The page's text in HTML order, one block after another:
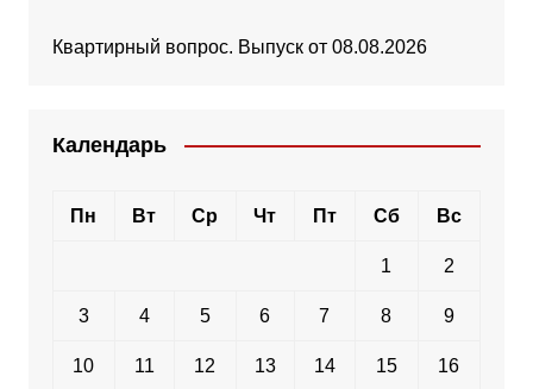
Квартирный вопрос. Выпуск от 08.08.2026
Календарь
Пн Вт Ср Чт Пт Сб Вс
1 2
3 4 5 6 7 8 9
10 11 12 13 14 15 16